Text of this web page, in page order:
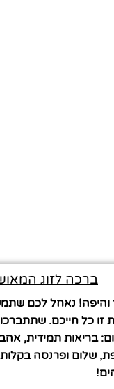
ברכה לזוג
נאחל לכם
זו כל חייכם.
בריאות תמידית,
שלום ופרנסה